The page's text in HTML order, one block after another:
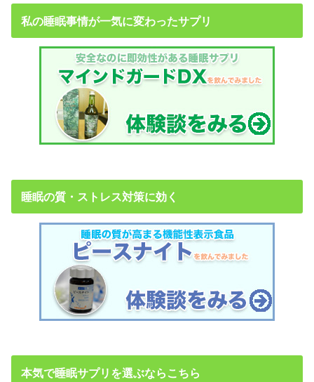
私の睡眠事情が一気に変わったサプリ
睡眠の質・ストレス対策に効く
本気で睡眠サプリを選ぶならこちら